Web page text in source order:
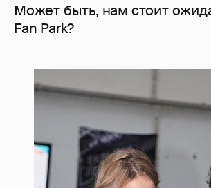
Может быть, нам стоит
Fan Park?